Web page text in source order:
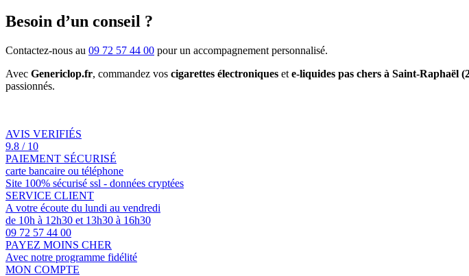
Besoin d’un conseil ?
Contactez-nous au 09 72 57 44 00 pour un accompagnement personnalisé.
Avec Genericlop.fr, commandez vos cigarettes électroniques et e-liquides pas chers à Saint-Raphaël
passionnés.
AVIS VERIFIÉS
9.8 / 10
PAIEMENT SÉCURISÉ
carte bancaire ou téléphone
Site 100% sécurisé ssl - données cryptées
SERVICE CLIENT
A votre écoute du lundi au vendredi
de 10h à 12h30 et 13h30 à 16h30
09 72 57 44 00
PAYEZ MOINS CHER
Avec notre programme fidélité
MON COMPTE